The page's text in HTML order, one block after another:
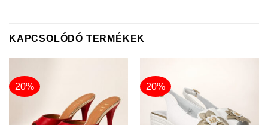
KAPCSOLÓDÓ TERMÉKEK
20% 20%